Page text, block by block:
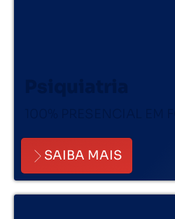
100% PRESENCIAL EM
SAIBA MAIS